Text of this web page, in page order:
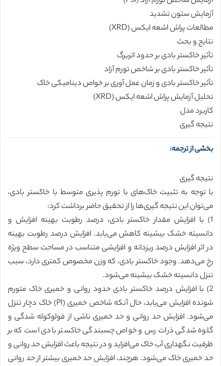
آزمایش ستون تشدید
مطالعات پراش اشعه ایکس (XRD)
نتایج و بحث
تأثیر خاکستر بادی بر حدود اتربرگ
تأثیر خاکستر بادی بر شاخص تورم آزاد
تأثیر خاکستر بادی و زمان عمل آوری بر خواص دینامیکی خاک
تحلیل آزمایش پراش اشعه ایکس (XRD)
کاربرد مدل
نتیجه گیری
بخشی از ترجمه:
نتیجه گیری
با توجه به تثبیت خاک‌های با تورم پذیری متوسط با خاکستر بادی،
می‌توان این نتیجه گیری‌ها را از تحقیق حاضر برداشت کرد:
1) با افزایش مقدار خاکستر بادی، درصد رطوبت بهینه افزایش و
دانسیته خشک بیشینه کاهش می‌یابد. افزایش درصد رطوبت بهینه
در اثر افزایش درصد ریزدانه و افزایشی متناسب در مساحت سطح ویژه
رخ می‌دهد. وجود خاکستر بادی، که وزن مخصوص کمتری دارد، سبب
تنزل دانسیته خشک بیشینه می‌شود.
2) با افزایش درصد خاکستر بادی حدود روانی و خمیری خاک متورم
شونده افزایش می‌یابد، حال آنکه شاخص خمیری (PI) خاک دچار تنزل
می‌شود. افزایش حد روانی و حد خمیری ناشی از فولوکوله شدگی و
گلوه شدگی ذرات رس و خواص چسبندگی خاکستر بادی است که بر
ظرفیت نگهداری آب خاک می‌افزاید و در نتیجه باعث افزایش حد روانی و
حد خمیری خاک می‌شود. هرچند، افزایش حد خمیری بیشتر از حد روانی